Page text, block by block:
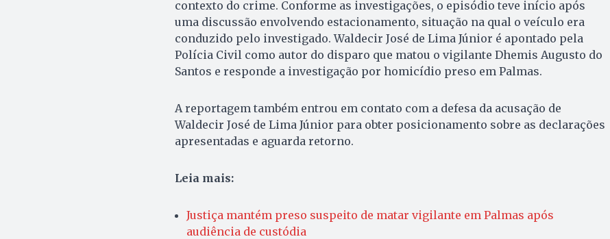
contexto do crime. Conforme as investigações, o episódio teve início após
uma discussão envolvendo estacionamento, situação na qual o veículo era
conduzido pelo investigado. Waldecir José de Lima Júnior é apontado pela
Polícia Civil como autor do disparo que matou o vigilante Dhemis Augusto do
Santos e responde a investigação por homicídio preso em Palmas.
A reportagem também entrou em contato com a defesa da acusação de
Waldecir José de Lima Júnior para obter posicionamento sobre as declarações
apresentadas e aguarda retorno.
Leia mais:
Justiça mantém preso suspeito de matar vigilante em Palmas após
audiência de custódia